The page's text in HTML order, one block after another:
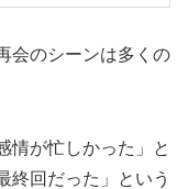
会のシーンは多くの
情が忙しかった」と
終回だった」という